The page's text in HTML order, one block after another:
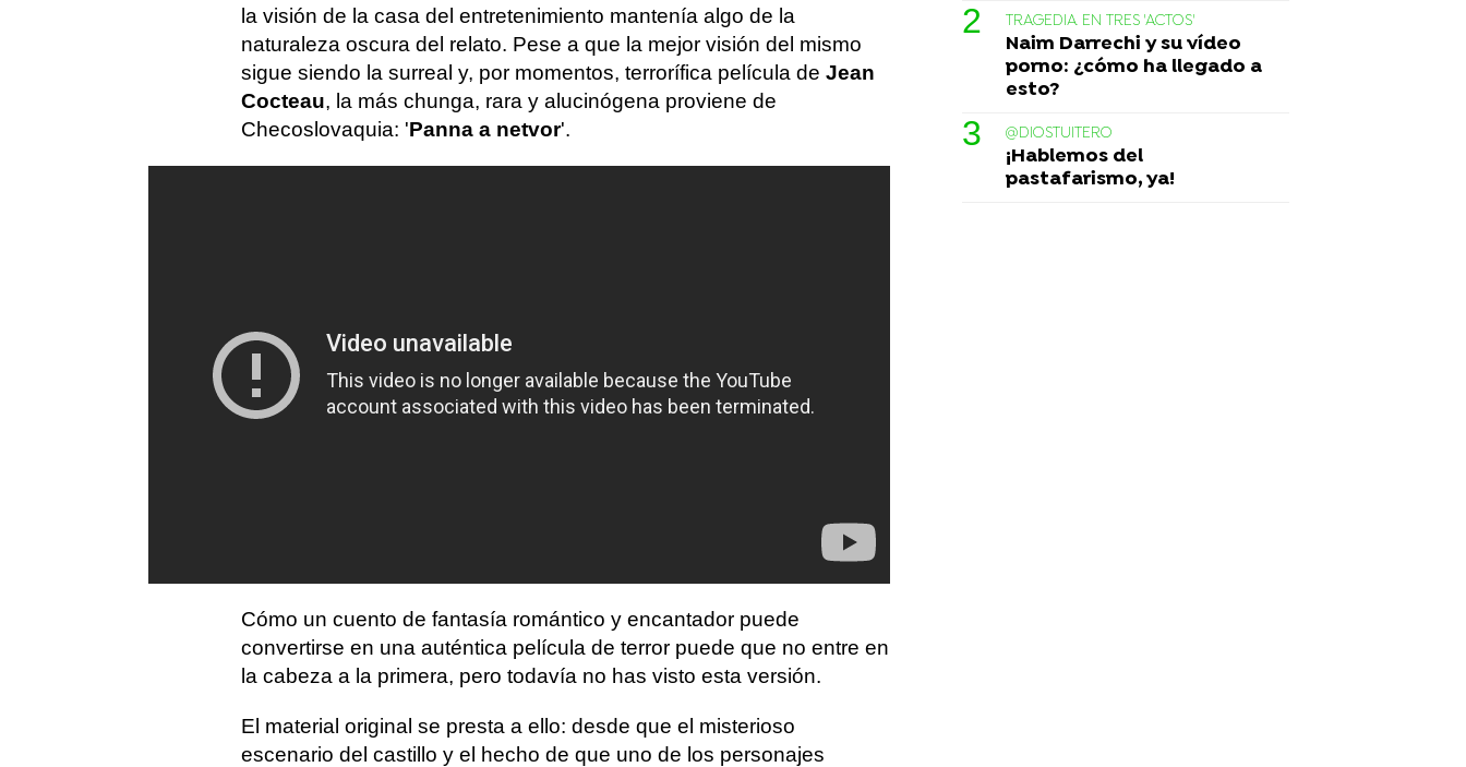
la visión de la casa del entretenimiento mantenía algo de la
naturaleza oscura del relato. Pese a que la mejor visión del mismo
sigue siendo la surreal y, por momentos, terrorífica película de Jean
Cocteau, la más chunga, rara y alucinógena proviene de
Checoslovaquia: 'Panna a netvor'.
Cómo un cuento de fantasía romántico y encantador puede
convertirse en una auténtica película de terror puede que no entre en
la cabeza a la primera, pero todavía no has visto esta versión.
El material original se presta a ello: desde que el misterioso
escenario del castillo y el hecho de que uno de los personajes
TRAGEDIA EN TRES 'ACTOS'
Naim Darrechi y su vídeo
porno: ¿cómo ha llegado a
esto?
@DIOSTUITERO
¡Hablemos del
pastafarismo, ya!